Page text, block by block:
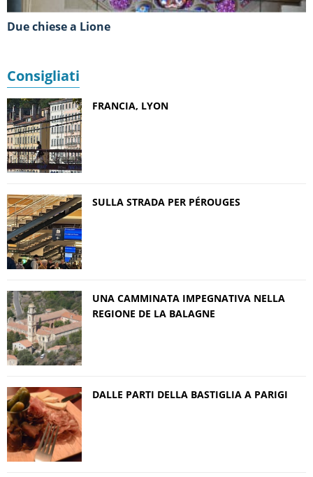
Due chiese a Lione
Consigliati
FRANCIA, LYON
SULLA STRADA PER PÉROUGES
UNA CAMMINATA IMPEGNATIVA NELLA
REGIONE DE LA BALAGNE
DALLE PARTI DELLA BASTIGLIA A PARIGI